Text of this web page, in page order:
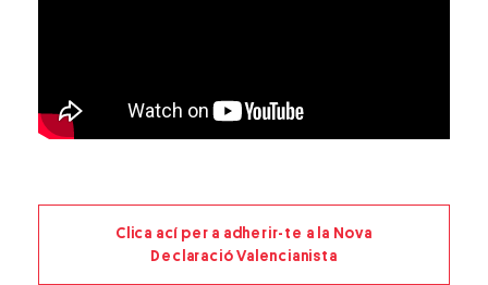
Clica ací per a adherir-te a la Nova
Declaració Valencianista